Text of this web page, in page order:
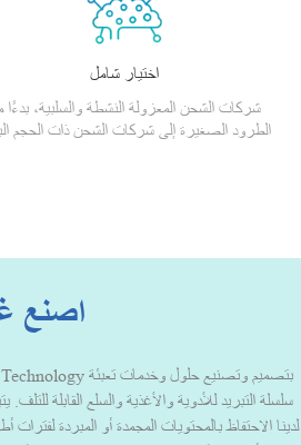
اختيار شامل
شركات الشحن المعزولة النشطة والسلبية، بدءًا
الطرود الصغيرة إلى شركات الشحن ذات الحجم
اصنع
سلسلة التبريد للأدوية والأغذية والسلع القابلة
لدينا الاحتفاظ بالمحتويات المجمدة أو المبردة